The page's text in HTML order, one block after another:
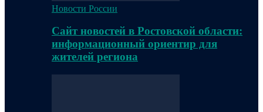
Новости России
Сайт новостей в Ростовской области:
информационный ориентир для
жителей региона